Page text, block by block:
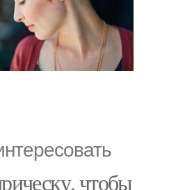
чтобы